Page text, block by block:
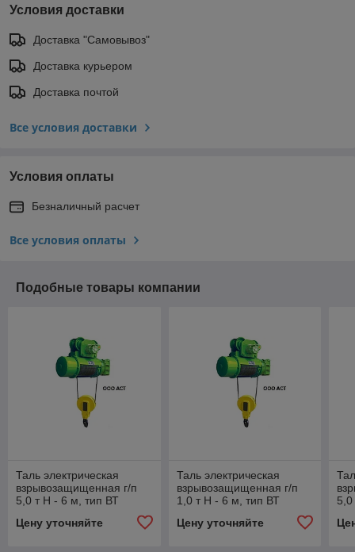
Условия доставки
Доставка "Самовывоз"
Доставка курьером
Доставка почтой
Все условия доставки
Условия оплаты
Безналичный расчет
Все условия оплаты
Подобные товары компании
Таль электрическая
взрывозащищенная г/п
5,0 т Н - 6 м, тип ВТ
взрывобезопасный
Цену уточняйте
Таль электрическая
взрывозащищенная г/п
1,0 т Н - 6 м, тип ВТ
взрывобезопасный
Цену уточняйте